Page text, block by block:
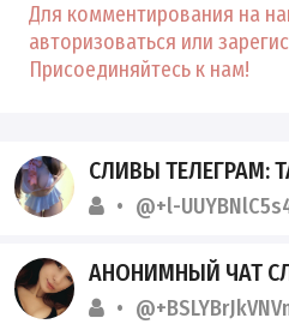
Для комментирования на
авторизоваться или
Присоединяйтесь к нам!
СЛИВЫ ТЕЛЕГРАМ:
@+l-
АНОНИМНЫЙ ЧАТ